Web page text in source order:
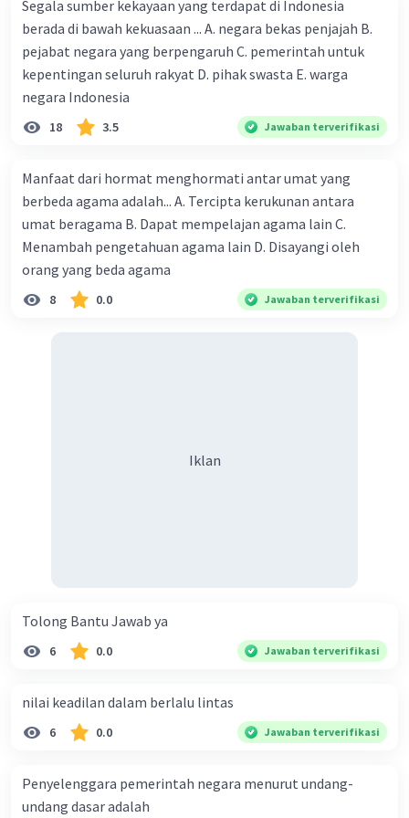
Segala sumber kekayaan yang terdapat di Indonesia
berada di bawah kekuasaan ... A. negara bekas penjajah B.
pejabat negara yang berpengaruh C. pemerintah untuk
kepentingan seluruh rakyat D. pihak swasta E. warga
negara Indonesia
18 3.5 Jawaban terverifikasi
Manfaat dari hormat menghormati antar umat yang
berbeda agama adalah... A. Tercipta kerukunan antara
umat beragama B. Dapat mempelajan agama lain C.
Menambah pengetahuan agama lain D. Disayangi oleh
orang yang beda agama
8 0.0 Jawaban terverifikasi
Iklan
Tolong Bantu Jawab ya
6 0.0 Jawaban terverifikasi
nilai keadilan dalam berlalu lintas
6 0.0 Jawaban terverifikasi
Penyelenggara pemerintah negara menurut undang-
undang dasar adalah